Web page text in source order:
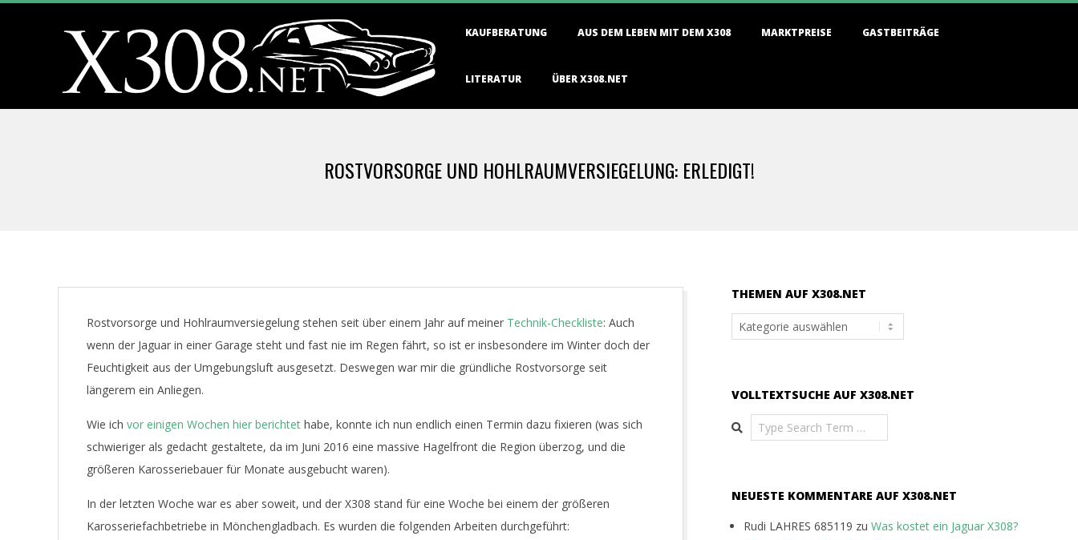
X
.
KAUFBERATUNG AUS DEM LEBEN MIT DEM X308 MARKTPREISE GASTBEITRÄGE
LITERATUR ÜBER X308.NET
ROSTVORSORGE UND HOHLRAUMVERSIEGELUNG: ERLEDIGT!
Rostvorsorge und Hohlraumversiegelung stehen seit über einem Jahr auf meiner Technik-Checkliste: Auch
wenn der Jaguar in einer Garage steht und fast nie im Regen fährt, so ist er insbesondere im Winter doch der
Feuchtigkeit aus der Umgebungsluft ausgesetzt. Deswegen war mir die gründliche Rostvorsorge seit
längerem ein Anliegen.
Wie ich vor einigen Wochen hier berichtet habe, konnte ich nun endlich einen Termin dazu fixieren (was sich
schwieriger als gedacht gestaltete, da im Juni 2016 eine massive Hagelfront die Region überzog, und die
größeren Karosseriebauer für Monate ausgebucht waren).
In der letzten Woche war es aber soweit, und der X308 stand für eine Woche bei einem der größeren
Karosseriefachbetriebe in Mönchengladbach. Es wurden die folgenden Arbeiten durchgeführt:
THEMEN AUF X308.NET
Themen
auf
VOLLTEXTSUCHE AUF X308.NET
Search
NEUESTE KOMMENTARE AUF X308.NET
Rudi LAHRES 685119 zu Was kostet ein Jaguar X308?